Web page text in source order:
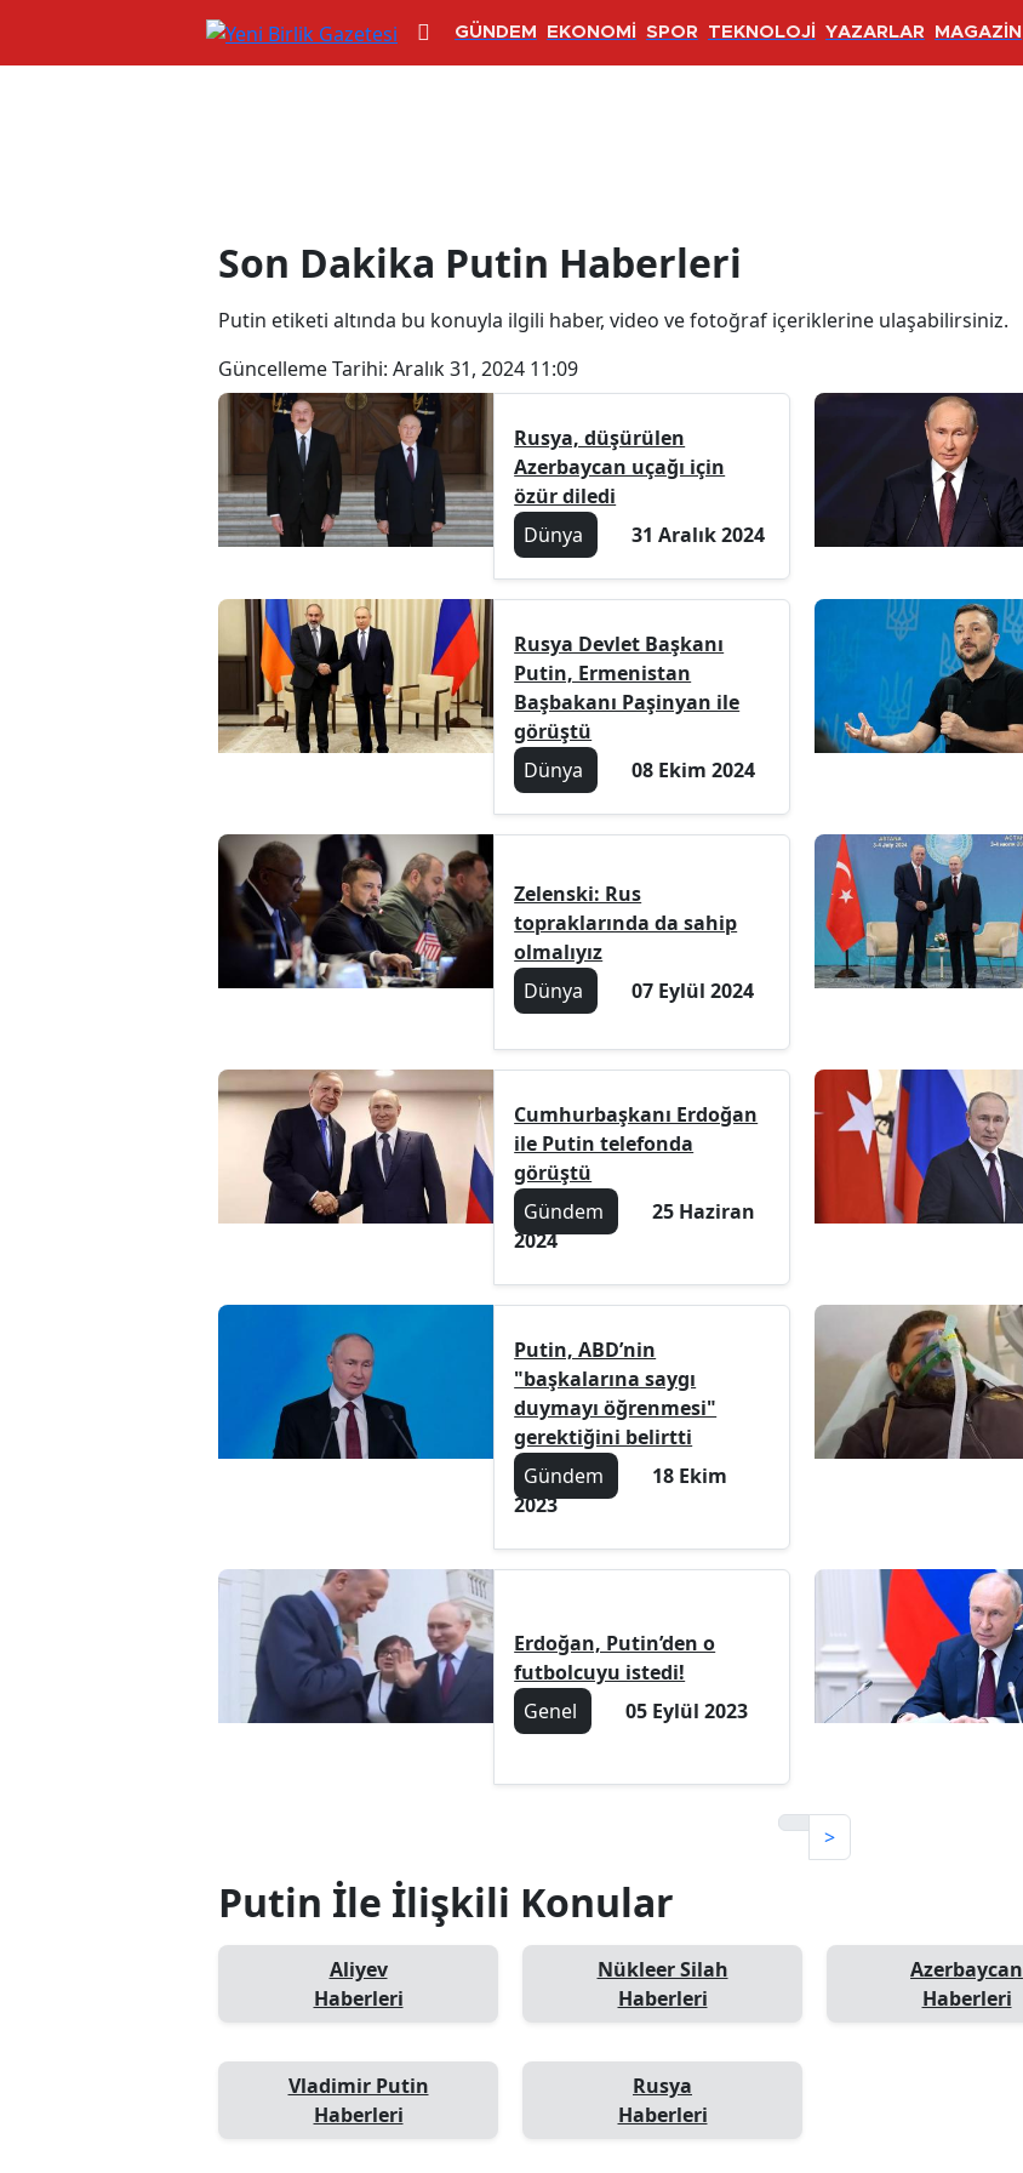
GÜNDEM EKONOMİ SPOR TEKNOLOJİ YAZARLAR MAGAZİN
Son Dakika Putin Haberleri
Putin etiketi altında bu konuyla ilgili haber, video ve fotoğraf içeriklerine ulaşabilirsiniz.
Güncelleme Tarihi: Aralık 31, 2024 11:09
Rusya, düşürülen
Azerbaycan uçağı için
özür diledi
Dünya
31 Aralık 2024
Rusya Devlet Başkanı
Putin, Ermenistan
Başbakanı Paşinyan ile
görüştü
Dünya
08 Ekim 2024
Zelenski: Rus
topraklarında da sahip
olmalıyız
Dünya
07 Eylül 2024
Cumhurbaşkanı Erdoğan
ile Putin telefonda
görüştü
Gündem
25 Haziran
2024
Putin, ABD’nin
"başkalarına saygı
duymayı öğrenmesi"
gerektiğini belirtti
Gündem
18 Ekim
2023
Erdoğan, Putin’den o
futbolcuyu istedi!
Genel
05 Eylül 2023
>
Putin İle İlişkili Konular
Aliyev
Haberleri
Nükleer Silah
Haberleri
Azerbaycan
Haberleri
Vladimir Putin
Haberleri
Rusya
Haberleri